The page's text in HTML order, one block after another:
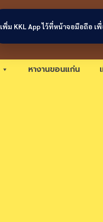
หางานขอนแก่น
เพิ่ม KKL App ไว้ที่หน้าจอมือถือ เ